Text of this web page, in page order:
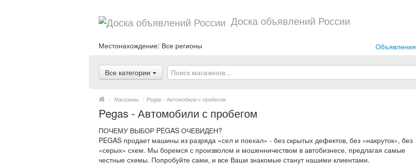
Доска объявлений России
Местонахождение: Все регионы Объявления
Все категории
/ Магазины / Pegas - Автомобили с пробегом
Pegas - Автомобили с пробегом
ПОЧЕМУ ВЫБОР PEGAS ОЧЕВИДЕН?
PEGAS продает машины из разряда «сел и поехал» - без скрытых дефектов, без «накруток», без
«серых» схем. Мы боремся с произволом и мошенничеством в автобизнесе, предлагая самые
честные схемы. Попробуйте сами, и все Ваши знакомые станут нашими клиентами.